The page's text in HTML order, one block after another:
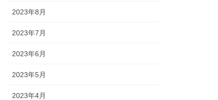
2023年8月
2023年7月
2023年6月
2023年5月
2023年4月